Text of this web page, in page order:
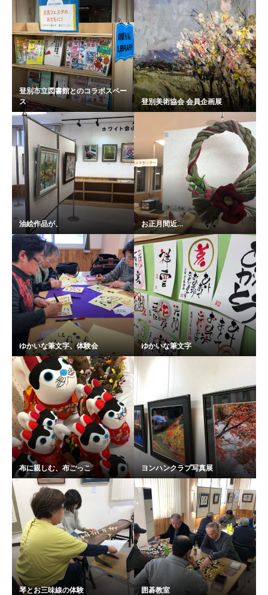
登別市立図書館とのコラボスペー
ス
登別美術協会 会員企画展
油絵作品が、 お正月間近…
ゆかいな筆文字、体験会 ゆかいな筆文字
布に親しむ、布ごっこ ヨンハンクラブ写真展
琴とお三味線の体験 囲碁教室